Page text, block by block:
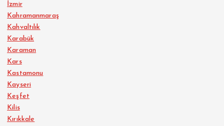
İzmir
Kahramanmaraş
Kahvaltılık
Karabük
Karaman
Kars
Kastamonu
Kayseri
Keşfet
Kilis
Kırıkkale